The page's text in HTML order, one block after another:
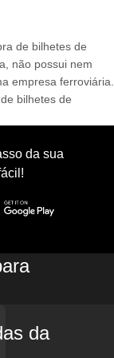
de bilhetes de
não possui nem
empresa ferroviária.
bilhetes de
da sua
da